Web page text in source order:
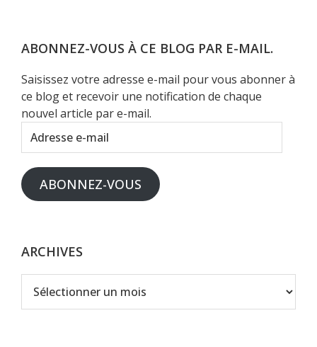
Web
ABONNEZ-VOUS À CE BLOG PAR E-MAIL.
Saisissez votre adresse e-mail pour vous abonner à
ce blog et recevoir une notification de chaque
nouvel article par e-mail.
Adresse
e-
mail
ABONNEZ-VOUS
ARCHIVES